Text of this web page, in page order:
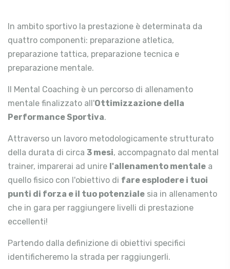
In ambito sportivo la prestazione è determinata da
quattro componenti: preparazione atletica,
preparazione tattica, preparazione tecnica e
preparazione mentale.
Il Mental Coaching è un percorso di allenamento
mentale finalizzato all'Ottimizzazione della
Performance Sportiva.
Attraverso un lavoro metodologicamente strutturato
della durata di circa 3 mesi, accompagnato dal mental
trainer, imparerai ad unire l'allenamento mentale a
quello fisico con l'obiettivo di fare esplodere i tuoi
punti di forza e il tuo potenziale sia in allenamento
che in gara per raggiungere livelli di prestazione
eccellenti!
Partendo dalla definizione di obiettivi specifici
identificheremo la strada per raggiungerli.